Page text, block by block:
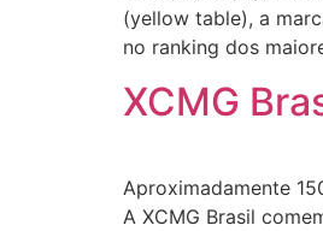
(yellow table), a
no ranking dos
XCMG
Aproximadamente
A XCMG Brasil